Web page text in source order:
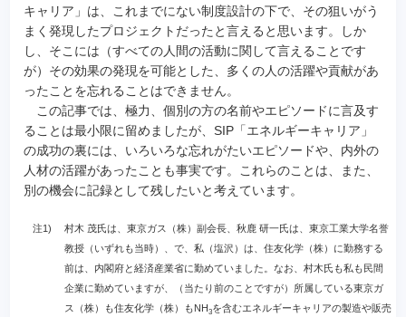
キャリア」は、これまでにない制度設計の下で、その狙いがう
まく発現したプロジェクトだったと言えると思います。しか
し、そこには（すべての人間の活動に関して言えることです
が）その効果の発現を可能とした、多くの人の活躍や貢献があ
ったことを忘れることはできません。
この記事では、極力、個別の方の名前やエピソードに言及す
ることは最小限に留めましたが、SIP「エネルギーキャリア」
の成功の裏には、いろいろな忘れがたいエピソードや、内外の
人材の活躍があったことも事実です。これらのことは、また、
別の機会に記録として残したいと考えています。
注1)
村木 茂氏は、東京ガス（株）副会長、秋鹿 研一氏は、東京工業大学名誉
教授（いずれも当時）、で、私（塩沢）は、住友化学（株）に勤務する
前は、内閣府と経済産業省に勤めていました。なお、村木氏も私も民間
企業に勤めていますが、（当たり前のことですが）所属している東京ガ
ス（株）も住友化学（株）もNH 3を含むエネルギーキャリアの製造や販売